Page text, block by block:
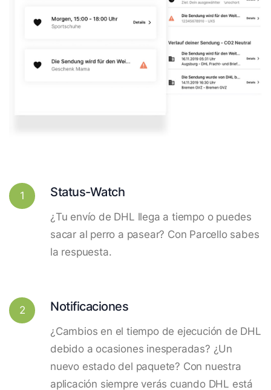
1 Status-Watch
¿Tu envío de DHL llega a tiempo o puedes
sacar al perro a pasear? Con Parcello sabes
la respuesta.
2 Notificaciones
¿Cambios en el tiempo de ejecución de DHL
debido a ocasiones inesperadas? ¿Un
nuevo estado del paquete? Con nuestra
aplicación siempre verás cuando DHL está